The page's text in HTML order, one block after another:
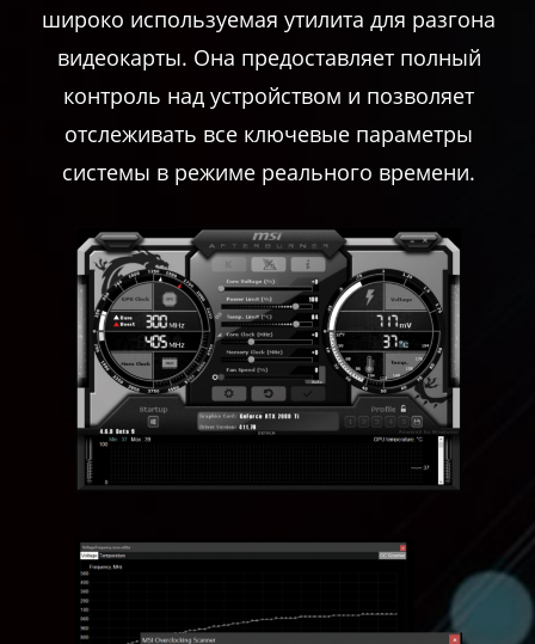
широко используемая утилита для разгона
видеокарты. Она предоставляет полный
контроль над устройством и позволяет
отслеживать все ключевые параметры
системы в режиме реального времени.